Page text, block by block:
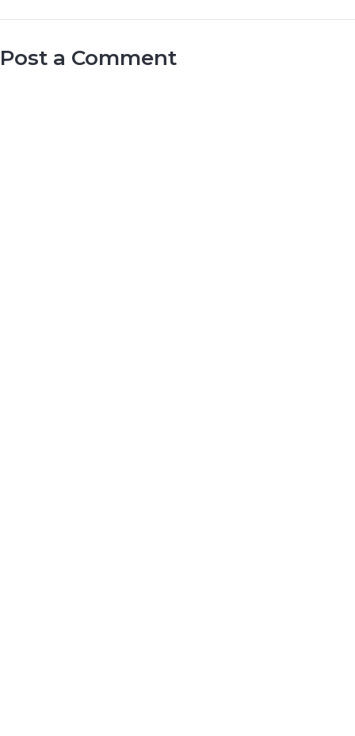
Post a Comment